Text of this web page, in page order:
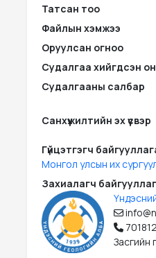
Татсан тоо
Файлын хэмжээ
Оруулсан огноо
Судалгаа хийгдсэн он
Судалгааны салбар
Санхүүжилтийн эх үүсвэр
Гүйцэтгэгч
Монгол улсын их
Захиалагч
Засгийн